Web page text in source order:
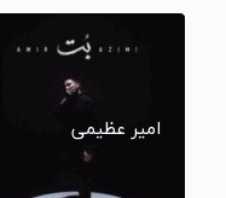
امیر عظیمی